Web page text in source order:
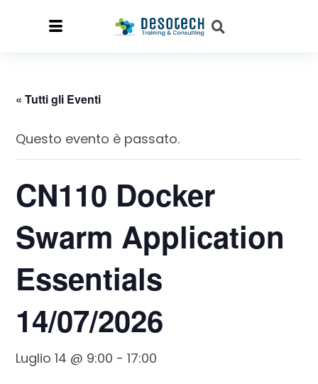
« Tutti gli Eventi
Questo evento è passato.
CN110 Docker
Swarm Application
Essentials
14/07/2026
Luglio 14 @ 9:00 -17:00